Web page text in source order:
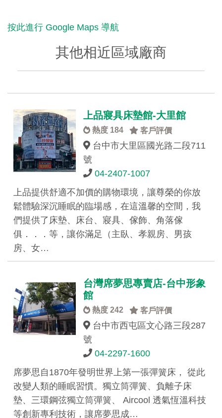
按此進行 Google Maps 導航
其他相近區域廠商
上品寢具床墊館-大里館
熱度 184 客戶評價
台中市大里區國光路二段711
號
04-2407-1007
上品提供舒適不加價的購物環境，讓尊榮的你放
鬆體驗深沉睡眠的臨場感，在這溫馨的空間，我
們提供了床墊、床台、寢具、傢飾、角落傢
俱．．．等，讓你滿足（主臥、孝親房、男孩
房、女…
台灣席夢思專賣店-台中形象
館
熱度 242 客戶評價
台中市西屯區文心路三段287
號
04-2297-1600
席夢思自1870年發明世界上第一張彈簧床， 從此
改變人類的睡眠習慣。獨立筒彈簧、負離子床
墊、三環鋼弦獨立筒彈簧、 Aircool 透氣恆溫科技
等創新專利技術，讓席夢思成…